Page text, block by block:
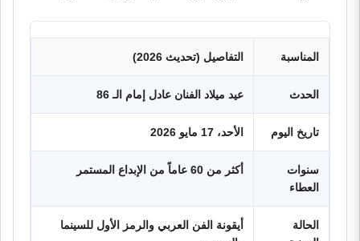
المناسبة التفاصيل (تحديث 2026)
الحدث عيد ميلاد الفنان عادل إمام الـ 86
تاريخ اليوم الأحد، 17 مايو 2026
سنوات
العطاء
أكثر من 60 عاماً من الإبداع المستمر
الحالة
أيقونة الفن العربي والرمز الأول للسينما